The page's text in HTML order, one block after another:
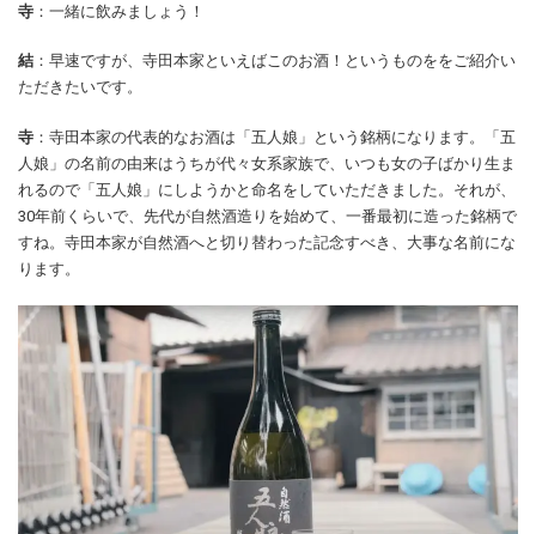
寺 ：一緒に飲みましょう！
結 ：早速ですが、寺田本家といえばこのお酒！というものををご紹介い
ただきたいです。
寺 ：寺田本家の代表的なお酒は「五人娘」という銘柄になります。「五
人娘」の名前の由来はうちが代々女系家族で、いつも女の子ばかり生ま
れるので「五人娘」にしようかと命名をしていただきました。それが、
30年前くらいで、先代が自然酒造りを始めて、一番最初に造った銘柄で
すね。寺田本家が自然酒へと切り替わった記念すべき、大事な名前にな
ります。